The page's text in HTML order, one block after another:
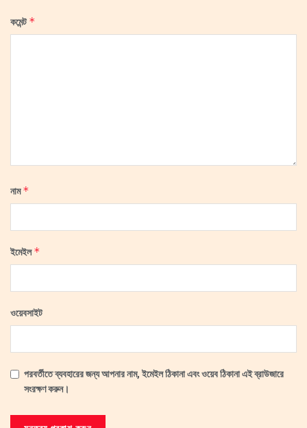
কমেন্ট*
নাম*
ইমেইল*
ওয়েবসাইট
পরবর্তীতে ব্যবহারের জন্য আপনার নাম, ইমেইল ঠিকানা এবং ওয়েব ঠিকানা এই ব্রাউজারে
সংরক্ষণ করুন।